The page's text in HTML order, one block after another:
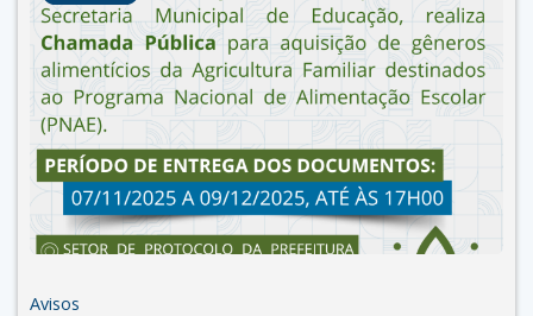
Avisos